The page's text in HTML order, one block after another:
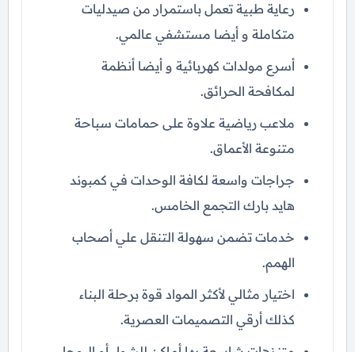
رعاية طبية تعمل باستمرار من صيدليات
متكاملة و أيضا مستشفي عالمي.
أسرع مولدات كهربائية و أيضا أنظمة
لمكافحة الحرائق.
ملاعب رياضية علاوة على حمامات سباحة
متنوعة الأعماق.
جراجات واسعة لكافة الوحدات في كمبوند
هايد بارك التجمع الخامس.
خدمات تضمن سهولة التنقل علي أصحاب
الهمم.
اختيار مثالي لأكثر المواد قوة برحلة البناء
كذلك أرقي التصميمات العصرية.